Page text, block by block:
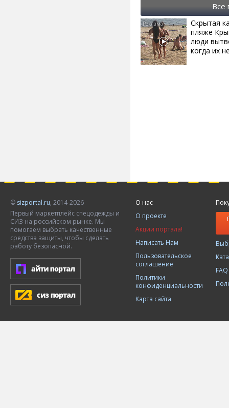
Все
Скрытая
пляже
люди
когда их
© sizportal.ru, 2014-2026
Первый маркетплейс спецодежды и
СИЗ на российском рынке. Мы
помогаем выбрать качественные
средства защиты, чтобы сделать
работу безопасной.
О нас
О проекте
Акции портала!
Написать Нам
Пользовательское
соглашение
Политики
конфиденциальности
Карта сайта
FAQ